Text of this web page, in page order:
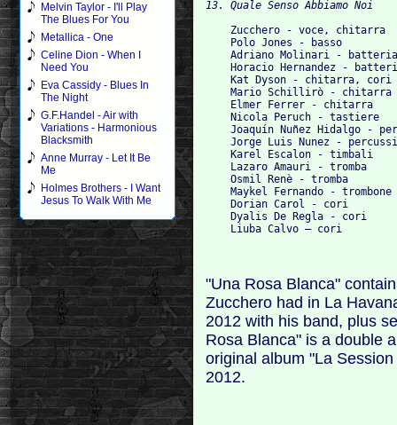
Melvin Taylor - I'll Play
The Blues For You
Metallica - One
Celine Dion - When I
Need You
Eva Cassidy - Blues In
The Night
G.F.Handel - Air with
Variations - Harmonious
Blacksmith
Anne Murray - Let It Be
Me
Holmes Brothers - I Want
Jesus To Walk With Me
    Zucchero - voce, chitarra
    Polo Jones - basso
Adriano Molinari -
Horacio Hernandez -
    Kat Dyson - chitarra, cori
    Mario Schillirò - chitarra
    Elmer Ferrer - chitarra
    Nicola Peruch - tastiere
Joaquín Nuñez Hidalgo -
Jorge Luis Nunez -
    Karel Escalon - timbali
    Lazaro Amauri - tromba
    Osmil Renè - tromba
    Maykel Fernando - trombone
    Dorian Carol - cori
    Dyalis De Regla - cori
"Una Rosa Blanca"
Zucchero had in La
2012 with his band, plus
Rosa Blanca" is a double
original album "La
2012.